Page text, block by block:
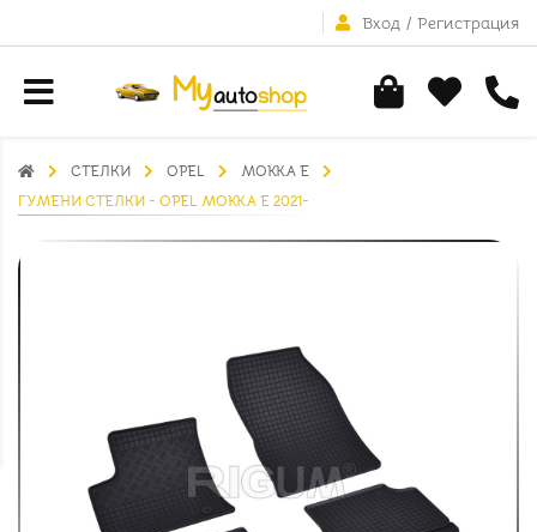
Вход / Регистрация
СТЕЛКИ OPEL
MOKKA E
ГУМЕНИ СТЕЛКИ - OPEL MOKKA E 2021-